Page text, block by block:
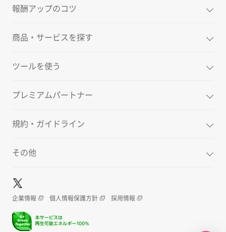
報酬アップのコツ
商品・サービスを探す
ツールを使う
プレミアムパートナー
規約・ガイドライン
その他
企業情報 個人情報保護方針 採用情報